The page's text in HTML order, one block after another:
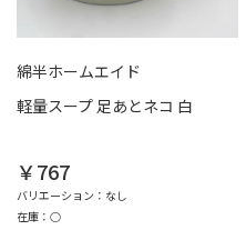
綿半ホームエイド
軽量スープ 足あとネコ 白
￥767
バリエーション：なし
在庫：○